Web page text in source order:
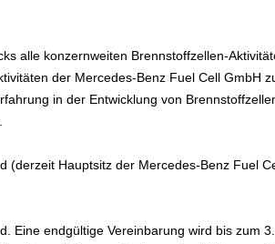
alle konzernweiten Brennstoffzellen-
der Mercedes-Benz Fuel Cell GmbH
in der Entwicklung von
(derzeit Hauptsitz der Mercedes-Benz Fuel
Eine endgültige Vereinbarung wird bis zum